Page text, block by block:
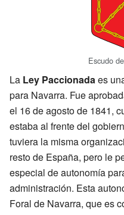
Escudo
La Ley Paccionada es
para Navarra. Fue
el 16 de agosto de 1841,
estaba al frente del
tuviera la misma
resto de España, pero le
especial de autonomía
administración. Esta
Foral de Navarra, que es